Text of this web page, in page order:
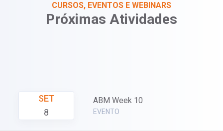
CURSOS, EVENTOS E WEBINARS
Próximas Atividades
SET
8
ABM Week 10
EVENTO